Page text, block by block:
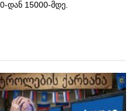
დან 15000-მდე.